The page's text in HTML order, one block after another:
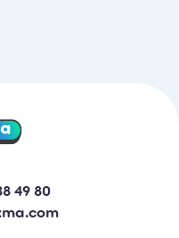
49 80